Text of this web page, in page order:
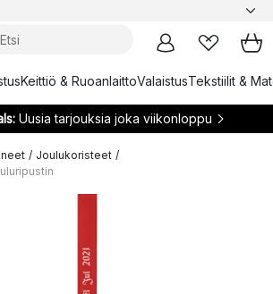
Keittiö & RuoanlaittoValaistusTekstiilit &
Uusia tarjouksia joka viikonloppu
/ Joulukoristeet /